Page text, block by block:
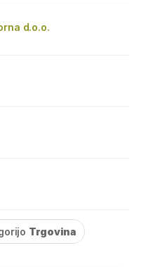
d.o.o.
Trgovina